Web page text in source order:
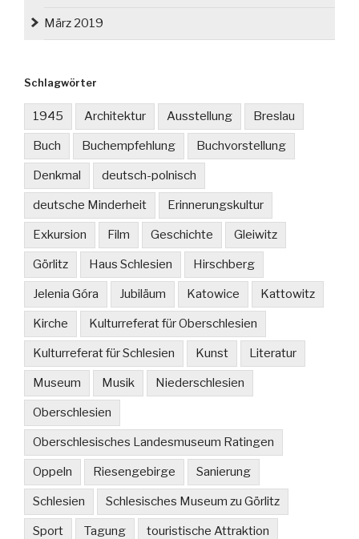
März 2019
Schlagwörter
1945 Architektur Ausstellung Breslau
Buch Buchempfehlung Buchvorstellung
Denkmal deutsch-polnisch
deutsche Minderheit Erinnerungskultur
Exkursion Film Geschichte Gleiwitz
Görlitz Haus Schlesien Hirschberg
Jelenia Góra Jubiläum Katowice Kattowitz
Kirche Kulturreferat für Oberschlesien
Kulturreferat für Schlesien Kunst Literatur
Museum Musik Niederschlesien
Oberschlesien
Oberschlesisches Landesmuseum Ratingen
Oppeln Riesengebirge Sanierung
Schlesien Schlesisches Museum zu Görlitz
Sport Tagung touristische Attraktion